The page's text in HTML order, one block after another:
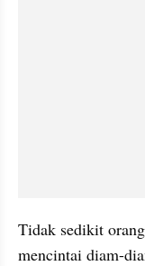
Tidak sedikit
mencintai diam-